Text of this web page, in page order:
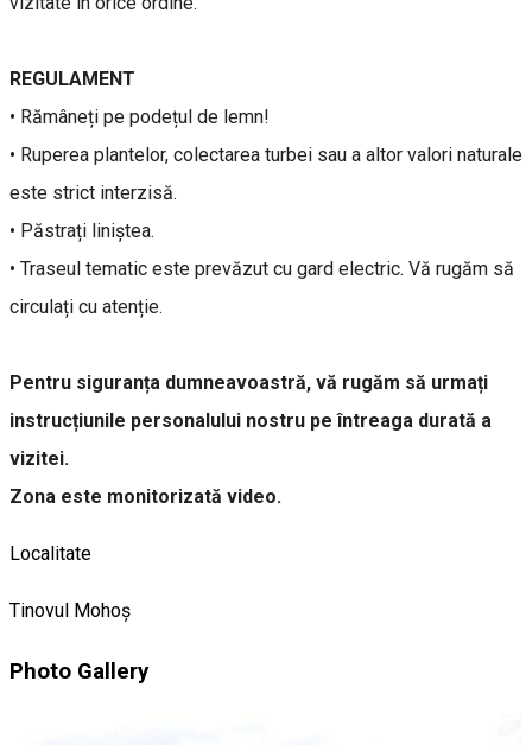
REGULAMENT
• Rămâneți pe podețul de lemn!
• Ruperea plantelor, colectarea turbei sau a altor valori naturale
este strict interzisă.
• Păstrați liniștea.
• Traseul tematic este prevăzut cu gard electric. Vă rugăm să
circulați cu atenție.
Pentru siguranța dumneavoastră, vă rugăm să urmați
instrucțiunile personalului nostru pe întreaga durată a
vizitei.
Zona este monitorizată video.
Localitate
Tinovul Mohoș
Photo Gallery